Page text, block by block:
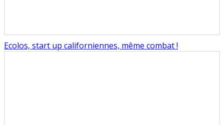
Ecolos, start up californiennes, même combat !